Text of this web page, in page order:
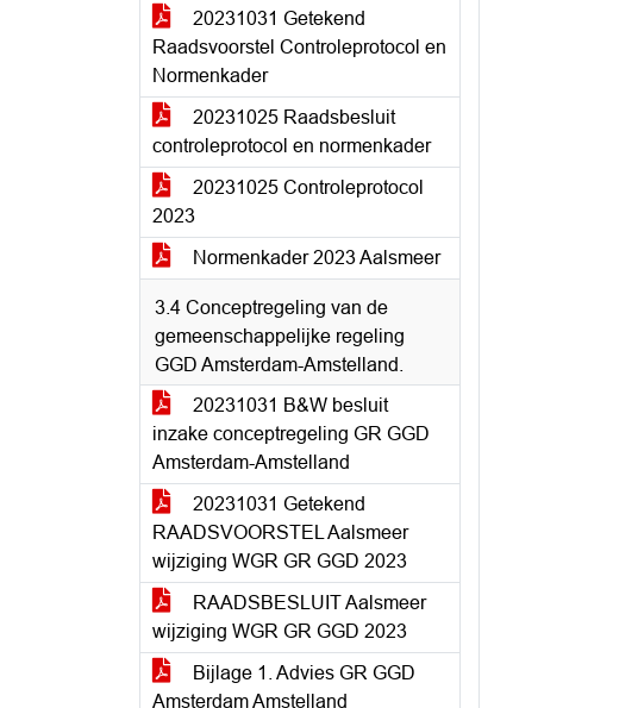
20231031 Getekend
Raadsvoorstel Controleprotocol en
Normenkader
20231025 Raadsbesluit
controleprotocol en normenkader
20231025 Controleprotocol
2023
Normenkader 2023 Aalsmeer
3.4 Conceptregeling van de
gemeenschappelijke regeling
GGD Amsterdam-Amstelland.
20231031 B&W besluit
inzake conceptregeling GR GGD
Amsterdam-Amstelland
20231031 Getekend
RAADSVOORSTEL Aalsmeer
wijziging WGR GR GGD 2023
RAADSBESLUIT Aalsmeer
wijziging WGR GR GGD 2023
Bijlage 1. Advies GR GGD
Amsterdam Amstelland